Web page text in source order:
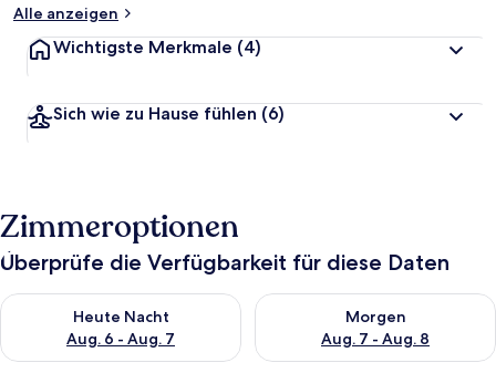
Alle anzeigen
Wichtigste Merkmale (4)
Sich wie zu Hause fühlen (6)
Zimmeroptionen
Überprüfe die Verfügbarkeit für diese Daten
Heute Nacht
Aug. 6 - Aug. 7
Überprüfe die Verfügbarkeit für heute Nacht, Aug. 6 - Aug. 7.
Morgen
Aug. 7 - Aug. 8
Überprüfe die Verfügbarkeit